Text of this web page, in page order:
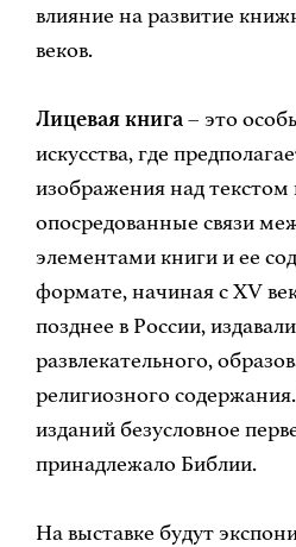
влияние на развитие
веков.
Лицевая книга– это
искусства, где
изображения над
опосредованные связи
элементами книги и ее
формате, начиная с XV
позднее в России,
развлекательного,
религиозного
изданий безусловное
принадлежало Библии.
На выставке будут